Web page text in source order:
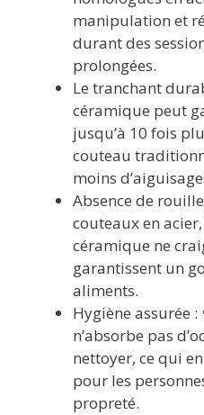
manipulation et
durant des
prolongées.
Le tranchant
céramique peut
jusqu’à 10 fois
couteau
moins
Absence de
couteaux en
céramique ne
garantissent un
aliments.
Hygiène assurée :
n’absorbe pas
nettoyer, ce qui
pour les
propreté.